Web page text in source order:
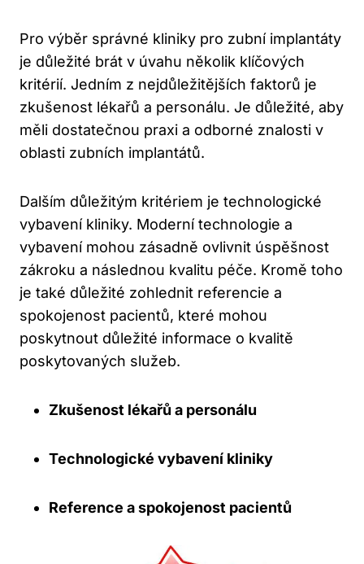
Pro výběr správné kliniky pro zubní implantáty
je důležité brát v úvahu několik klíčových
kritérií. Jedním z nejdůležitějších faktorů je
zkušenost lékařů a personálu. Je důležité, aby
měli dostatečnou praxi a odborné znalosti v
oblasti zubních implantátů.
Dalším důležitým kritériem je technologické
vybavení kliniky. Moderní technologie a
vybavení mohou zásadně ovlivnit úspěšnost
zákroku a následnou kvalitu péče. Kromě toho
je také důležité zohlednit referencie a
spokojenost pacientů, které mohou
poskytnout důležité informace o kvalitě
poskytovaných služeb.
Zkušenost lékařů a personálu
Technologické vybavení kliniky
Reference a spokojenost pacientů